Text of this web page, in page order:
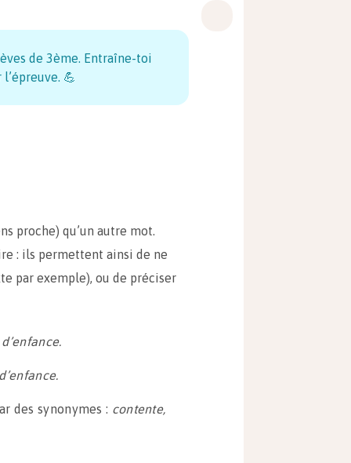
de 3ème. Entraîne-toi
💪
proche) qu’un autre mot.
: ils permettent ainsi de ne
par exemple), ou de préciser
des synonymes : contente,